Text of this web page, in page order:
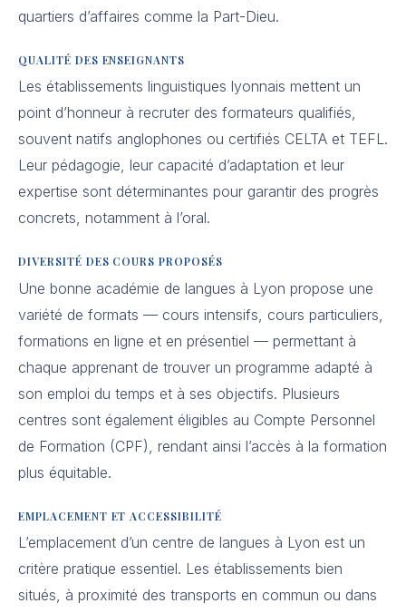
quartiers d’affaires comme la Part-Dieu.
QUALITÉ DES ENSEIGNANTS
Les établissements linguistiques lyonnais mettent un
point d’honneur à recruter des formateurs qualifiés,
souvent natifs anglophones ou certifiés CELTA et TEFL.
Leur pédagogie, leur capacité d’adaptation et leur
expertise sont déterminantes pour garantir des progrès
concrets, notamment à l’oral.
DIVERSITÉ DES COURS PROPOSÉS
Une bonne académie de langues à Lyon propose une
variété de formats — cours intensifs, cours particuliers,
formations en ligne et en présentiel — permettant à
chaque apprenant de trouver un programme adapté à
son emploi du temps et à ses objectifs. Plusieurs
centres sont également éligibles au Compte Personnel
de Formation (CPF), rendant ainsi l’accès à la formation
plus équitable.
EMPLACEMENT ET ACCESSIBILITÉ
L’emplacement d’un centre de langues à Lyon est un
critère pratique essentiel. Les établissements bien
situés, à proximité des transports en commun ou dans